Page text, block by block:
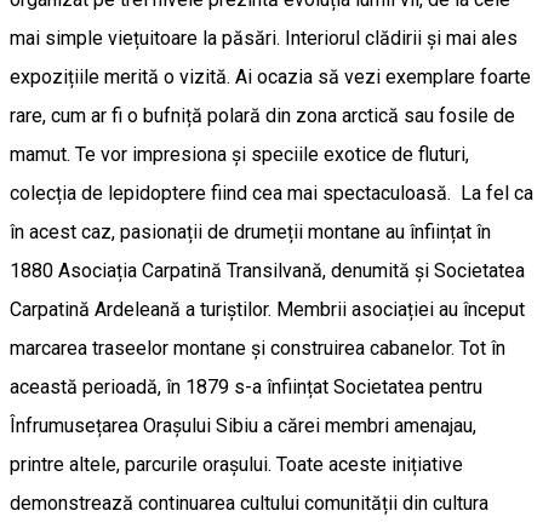
mai simple viețuitoare la păsări. Interiorul clădirii și mai ales
expozițiile merită o vizită. Ai ocazia să vezi exemplare foarte
rare, cum ar fi o bufniță polară din zona arctică sau fosile de
mamut. Te vor impresiona și speciile exotice de fluturi,
colecția de lepidoptere fiind cea mai spectaculoasă. La fel ca
în acest caz, pasionații de drumeții montane au înființat în
1880 Asociația Carpatină Transilvană, denumită și Societatea
Carpatină Ardeleană a turiștilor. Membrii asociației au început
marcarea traseelor montane și construirea cabanelor. Tot în
această perioadă, în 1879 s-a înființat Societatea pentru
Înfrumusețarea Orașului Sibiu a cărei membri amenajau,
printre altele, parcurile orașului. Toate aceste inițiative
demonstrează continuarea cultului comunității din cultura